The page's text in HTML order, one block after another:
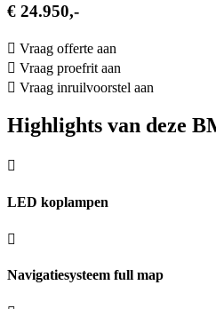
€ 24.950,-
Vraag offerte aan
Vraag proefrit aan
Vraag inruilvoorstel aan
Highlights van deze
LED koplampen
Navigatiesysteem full map